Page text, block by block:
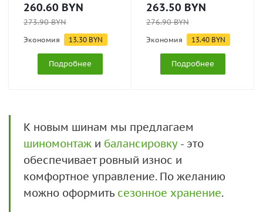
260.60 BYN
273.90BYN
Экономия 13.30 BYN
Подробнее
263.50 BYN
276.90BYN
Экономия 13.40 BYN
Подробнее
К новым шинам мы предлагаем
шиномонтаж и балансировку- это
обеспечивает ровный износ и
комфортное управление. По желанию
можно оформить сезонное хранение.